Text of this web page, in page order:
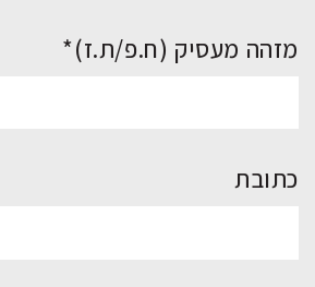
מזהה מעסיק (ח.פ/ת.ז)*
כתובת